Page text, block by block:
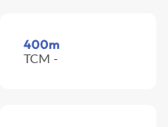
400m
TCM -